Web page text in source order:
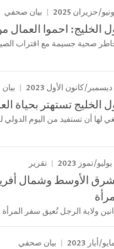
بيان صحفي
الخليج: احموا العمال
صحية جسيمة مع اقتراب
الخليج تستهتر بحياة
لها أن تستفيد من اليوم
تقرير
الأوسط وشمال
ولاية الرجل تُعيق سفر المرأة
بيان صحفي